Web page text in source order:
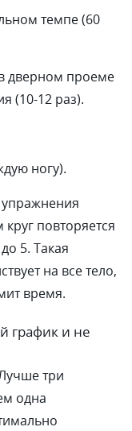
темпе (60
дверном проеме
(10-12 раз).
ногу).
повторяется
5. Такая
на все тело,
время.
график и не
три
одна